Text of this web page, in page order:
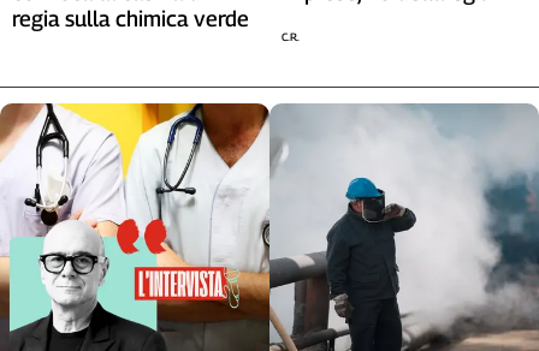
regia sulla chimica verde
C.R.